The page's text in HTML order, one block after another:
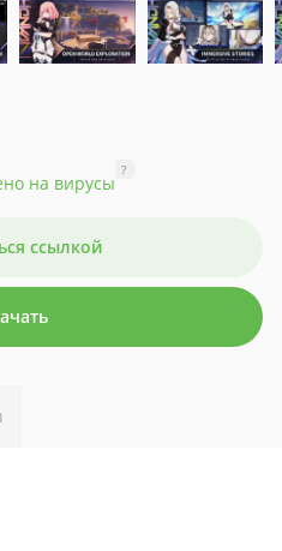
на вирусы
?
ссылкой